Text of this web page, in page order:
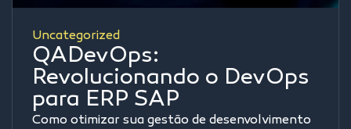
Uncategorized
QADevOps:
Revolucionando o DevOps
para ERP SAP
Como otimizar sua gestão de desenvolvimento